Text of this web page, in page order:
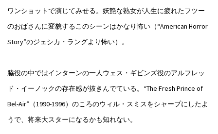
ワンショットで演じてみせる。妖艶な熟女が人生に疲れたフツー
のおばさんに変貌するこのシーンはかなり怖い（“American Horror
Story”のジェシカ・ラングより怖い）。
脇役の中ではインターンの一人ウェス・ギビンズ役のアルフレッ
ド・イーノックの存在感が抜きんでている。“The Fresh Prince of
Bel-Air”（1990-1996）のころのウィル・スミスをシャープにしたよ
うで、将来大スターになるかも知れない。